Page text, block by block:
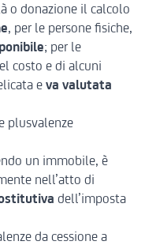
o donazione il calcolo
, per le persone fisiche,
; per le
costo e di alcuni
e va valutata
plusvalenze
un immobile, è
nell’atto di
dell’imposta
da cessione a